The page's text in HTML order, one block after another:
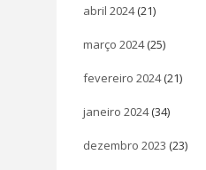
abril 2024(21)
março 2024(25)
fevereiro 2024(21)
janeiro 2024(34)
dezembro 2023 (23)